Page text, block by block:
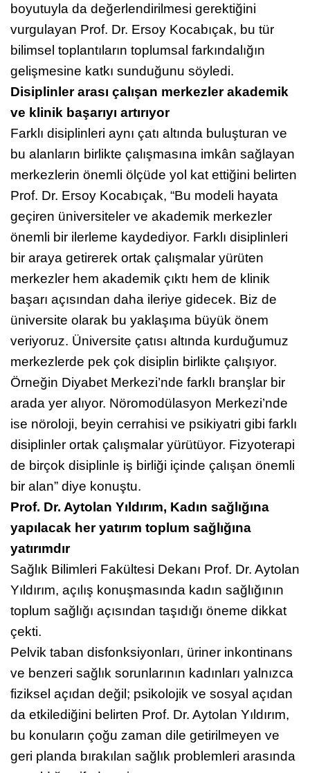
sağlığının yalnızca fizyolojik değil, psikolojik
boyutuyla da değerlendirilmesi gerektiğini
vurgulayan Prof. Dr. Ersoy Kocabıçak, bu tür
bilimsel toplantıların toplumsal farkındalığın
gelişmesine katkı sunduğunu söyledi.
Disiplinler arası çalışan merkezler akademik
ve klinik başarıyı artırıyor
Farklı disiplinleri aynı çatı altında buluşturan ve
bu alanların birlikte çalışmasına imkân sağlayan
merkezlerin önemli ölçüde yol kat ettiğini belirten
Prof. Dr. Ersoy Kocabıçak, “Bu modeli hayata
geçiren üniversiteler ve akademik merkezler
önemli bir ilerleme kaydediyor. Farklı disiplinleri
bir araya getirerek ortak çalışmalar yürüten
merkezler hem akademik çıktı hem de klinik
başarı açısından daha ileriye gidecek. Biz de
üniversite olarak bu yaklaşıma büyük önem
veriyoruz. Üniversite çatısı altında kurduğumuz
merkezlerde pek çok disiplin birlikte çalışıyor.
Örneğin Diyabet Merkezi’nde farklı branşlar bir
arada yer alıyor. Nöromodülasyon Merkezi’nde
ise nöroloji, beyin cerrahisi ve psikiyatri gibi farklı
disiplinler ortak çalışmalar yürütüyor. Fizyoterapi
de birçok disiplinle iş birliği içinde çalışan önemli
bir alan” diye konuştu.
Prof. Dr. Aytolan Yıldırım, Kadın sağlığına
yapılacak her yatırım toplum sağlığına
yatırımdır
Sağlık Bilimleri Fakültesi Dekanı Prof. Dr. Aytolan
Yıldırım, açılış konuşmasında kadın sağlığının
toplum sağlığı açısından taşıdığı öneme dikkat
çekti.
Pelvik taban disfonksiyonları, üriner inkontinans
ve benzeri sağlık sorunlarının kadınları yalnızca
fiziksel açıdan değil; psikolojik ve sosyal açıdan
da etkilediğini belirten Prof. Dr. Aytolan Yıldırım,
bu konuların çoğu zaman dile getirilmeyen ve